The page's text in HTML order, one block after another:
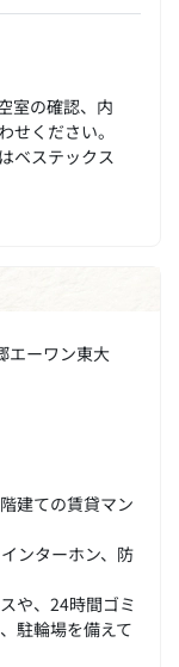
室の確認、内
せください。
ベステックス
エーワン東大
建ての賃貸マン
ンターホン、防
や、24時間ゴミ
駐輪場を備えて